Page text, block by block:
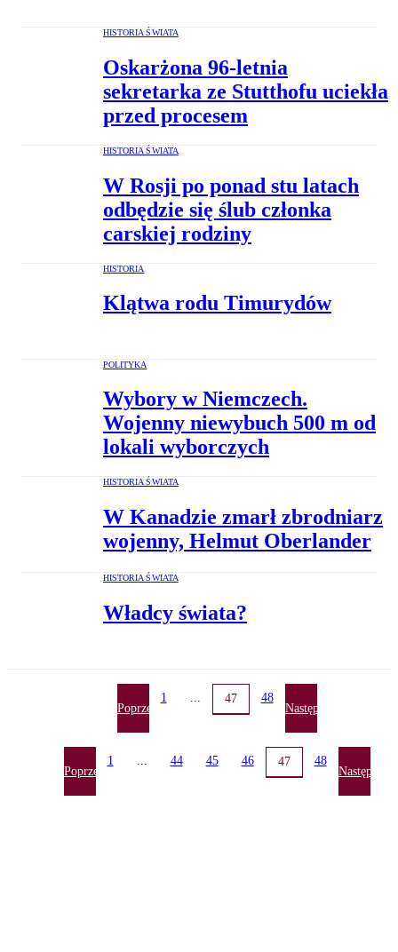
HISTORIA ŚWIATA
Oskarżona 96-letnia
sekretarka ze Stutthofu uciekła
przed procesem
HISTORIA ŚWIATA
W Rosji po ponad stu latach
odbędzie się ślub członka
carskiej rodziny
HISTORIA
Klątwa rodu Timurydów
POLITYKA
Wybory w Niemczech.
Wojenny niewybuch 500 m od
lokali wyborczych
HISTORIA ŚWIATA
W Kanadzie zmarł zbrodniarz
wojenny, Helmut Oberlander
HISTORIA ŚWIATA
Władcy świata?
Poprzednia
1 ... 47 48
Następna
Poprzednia
1 ... 44 45 46 47 48
Następna